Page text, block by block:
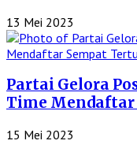
13 Mei 2023
Partai Gelora
Time Mendaftar
15 Mei 2023